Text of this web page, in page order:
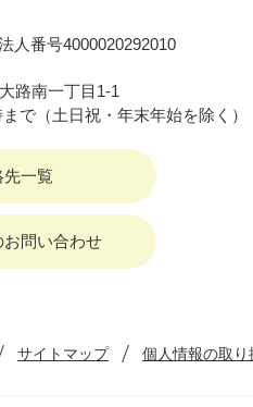
人番号4000020292010
路南一丁目1-1
で（土日祝・年末年始を除く）
一覧
お問い合わせ
サイトマップ 個人情報の取り